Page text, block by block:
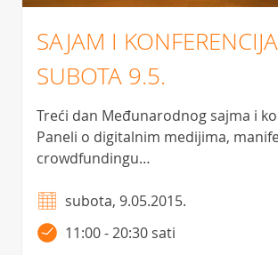
SAJAM I
SUBOTA 9.5.
Treći dan Međunarodnog sajma i
Paneli o digitalnim medijima,
crowdfundingu…
subota, 9.05.2015.
11:00 - 20:30 sati